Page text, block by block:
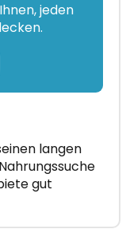
jeden
langen
gut